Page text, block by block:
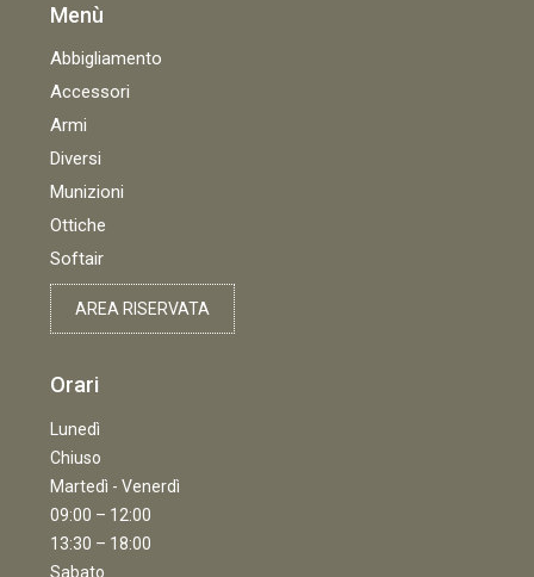
Menù
Abbigliamento
Accessori
Armi
Diversi
Munizioni
Ottiche
Softair
AREA RISERVATA
Orari
Lunedì
Chiuso
Martedì - Venerdì
09:00 – 12:00
13:30 – 18:00
Sabato